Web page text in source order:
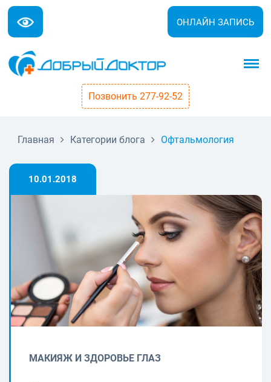
ОНЛАЙН ЗАПИСЬ
Позвонить 277-92-52
Главная Категории блога Офтальмология
10.01.2018
МАКИЯЖ И ЗДОРОВЬЕ ГЛАЗ